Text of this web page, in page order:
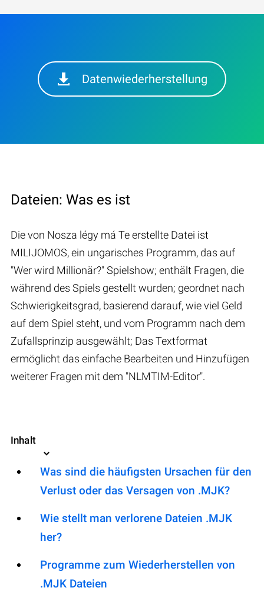
Datenwiederherstellung
Dateien: Was es ist
Die von Nosza légy má Te erstellte Datei ist
MILIJOMOS, ein ungarisches Programm, das auf
"Wer wird Millionär?" Spielshow; enthält Fragen, die
während des Spiels gestellt wurden; geordnet nach
Schwierigkeitsgrad, basierend darauf, wie viel Geld
auf dem Spiel steht, und vom Programm nach dem
Zufallsprinzip ausgewählt; Das Textformat
ermöglicht das einfache Bearbeiten und Hinzufügen
weiterer Fragen mit dem "NLMTIM-Editor".
Inhalt
Was sind die häufigsten Ursachen für den
Verlust oder das Versagen von .MJK?
Wie stellt man verlorene Dateien .MJK
her?
Programme zum Wiederherstellen von
.MJK Dateien